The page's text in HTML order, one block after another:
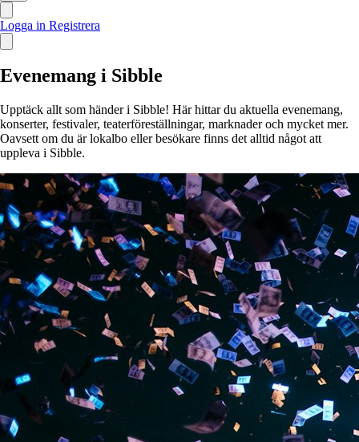
Logga in Registrera
Evenemang i Sibble
Upptäck allt som händer i Sibble! Här hittar du aktuella evenemang,
konserter, festivaler, teaterföreställningar, marknader och mycket mer.
Oavsett om du är lokalbo eller besökare finns det alltid något att
uppleva i Sibble.